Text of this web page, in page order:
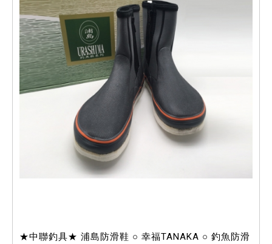
★中聯釣具★ 浦島防滑鞋 ○ 幸福TANAKA ○ 釣魚防滑